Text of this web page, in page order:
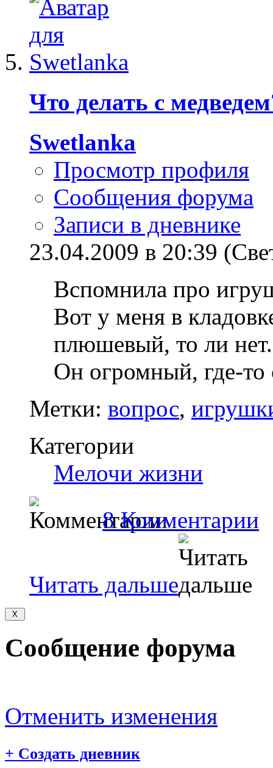
Что делать с
Swetlanka
Просмотр профиля
Сообщения форума
Записи в дневнике
23.04.2009 в 20:39
Вспомнила про
Вот у меня в
плюшевый, то ли
Он огромный, где-
Метки: вопрос,
Категории
Мелочи жизни
8 Комментарии
Читать дальше
Сообщение форума
Отменить изменения
+ Создать дневник